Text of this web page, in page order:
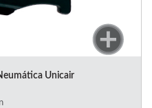
Unicair